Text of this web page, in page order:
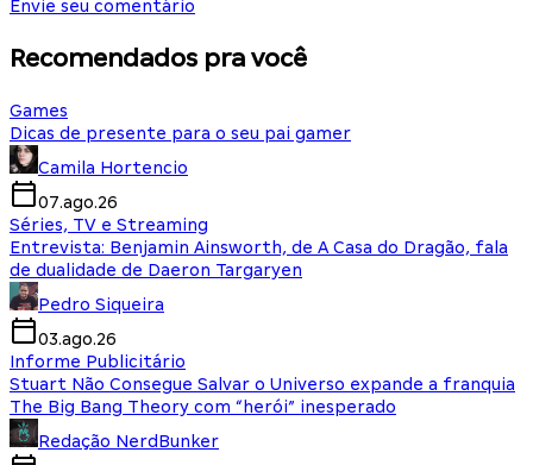
Envie seu comentário
Recomendados pra você
Games
Dicas de presente para o seu pai gamer
Camila Hortencio
07.ago.26
Séries, TV e Streaming
Entrevista: Benjamin Ainsworth, de A Casa do Dragão, fala
de dualidade de Daeron Targaryen
Pedro Siqueira
03.ago.26
Informe Publicitário
Stuart Não Consegue Salvar o Universo expande a franquia
The Big Bang Theory com “herói” inesperado
Redação NerdBunker